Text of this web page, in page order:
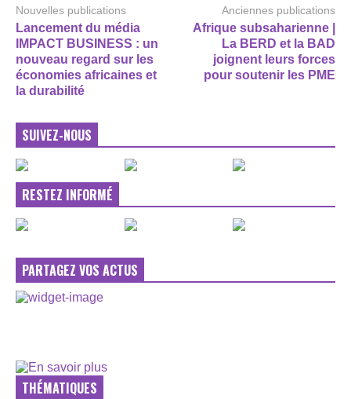
Nouvelles publications
Lancement du média
IMPACT BUSINESS : un
nouveau regard sur les
économies africaines et
la durabilité
Anciennes publications
Afrique subsaharienne |
La BERD et la BAD
joignent leurs forces
pour soutenir les PME
SUIVEZ-NOUS
RESTEZ INFORMÉ
PARTAGEZ VOS ACTUS
THÉMATIQUES